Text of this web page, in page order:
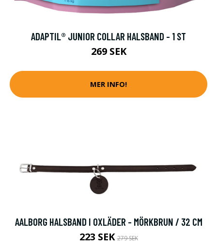
ADAPTIL® JUNIOR COLLAR HALSBAND - 1 ST
269 SEK
MER INFO!
AALBORG HALSBAND I OXLÄDER - MÖRKBRUN / 32 CM
223 SEK279 SEK